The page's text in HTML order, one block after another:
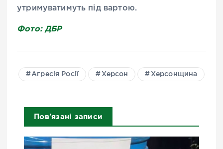
утримуватимуть під вартою.
Фото: ДБР
Агресія Росії Херсон Херсонщина
Пов'язані записи